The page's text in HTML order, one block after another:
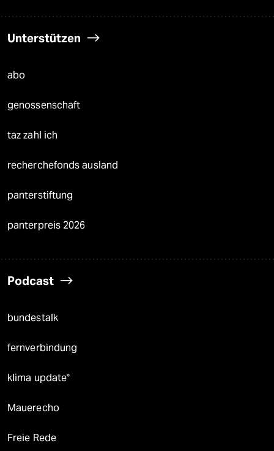
Unterstützen
abo
genossenschaft
taz zahl ich
recherchefonds ausland
panterstiftung
panterpreis 2026
Podcast
bundestalk
fernverbindung
klima update°
Mauerecho
Freie Rede